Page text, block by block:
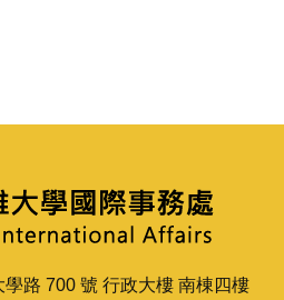
路 700 號 行政大樓 南棟四樓